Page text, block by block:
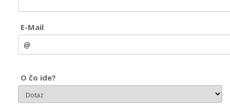
E-Mail
O čo ide?